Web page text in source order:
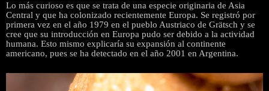
Lo más curioso es que se trata de una especie originaria de Asia
Central y que ha colonizado recientemente Europa. Se registró por
primera vez en el año 1979 en el pueblo Austriaco de Grätsch y se
cree que su introducción en Europa pudo ser debido a la actividad
humana. Esto mismo explicaría su expansión al continente
americano, pues se ha detectado en el año 2001 en Argentina.